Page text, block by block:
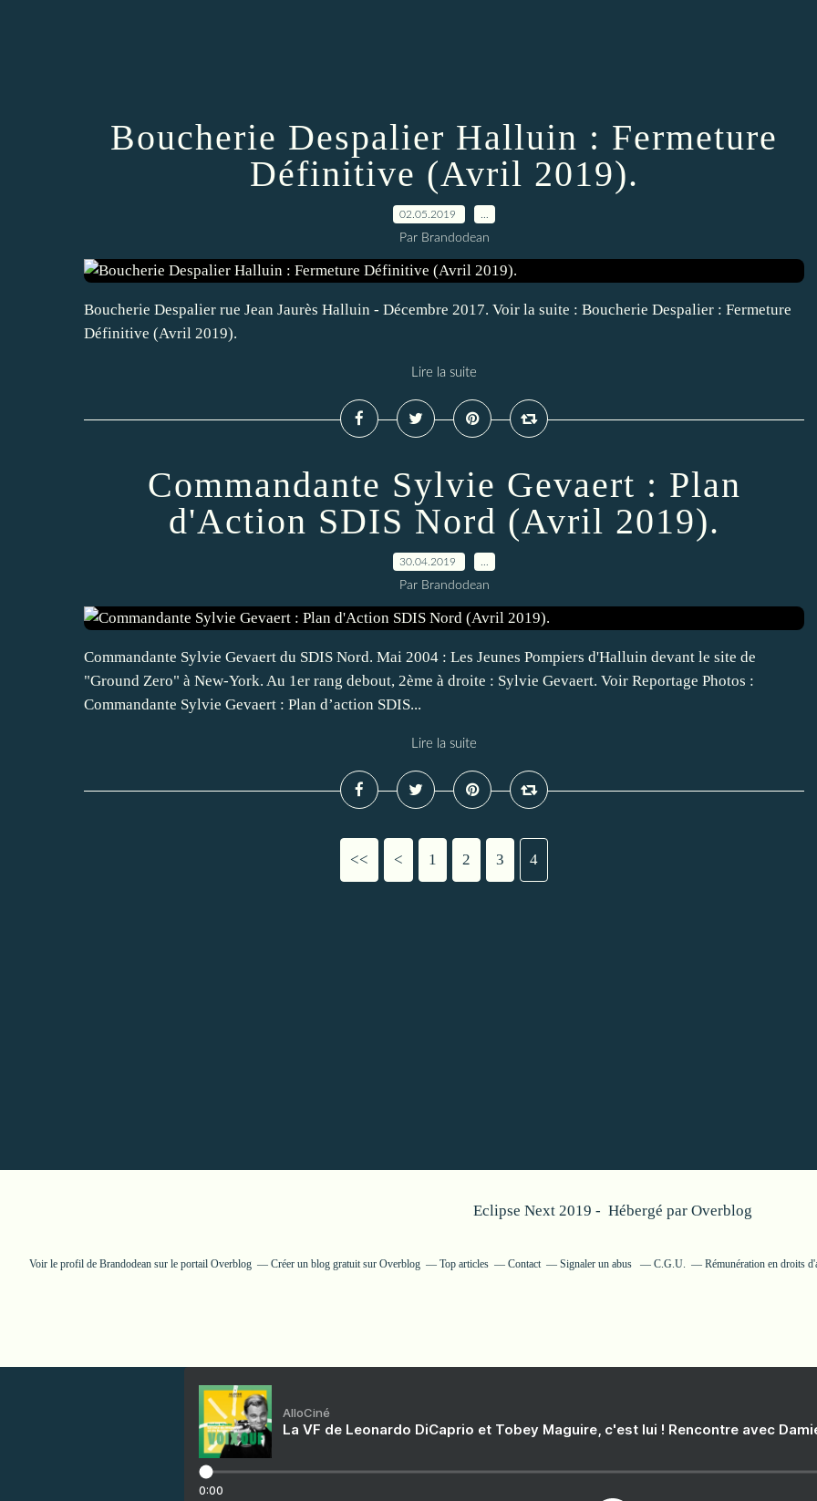
Boucherie Despalier Halluin : Fermeture
Définitive (Avril 2019).
02.05.2019
Par Brandodean
Boucherie Despalier rue Jean Jaurès Halluin - Décembre 2017. Voir la suite : Boucherie Despalier : Fermeture
Définitive (Avril 2019).
Lire la suite
Commandante Sylvie Gevaert : Plan
d'Action SDIS Nord (Avril 2019).
30.04.2019
Par Brandodean
Commandante Sylvie Gevaert du SDIS Nord. Mai 2004 : Les Jeunes Pompiers d'Halluin devant le site de
"Ground Zero" à New-York. Au 1er rang debout, 2ème à droite : Sylvie Gevaert. Voir Reportage Photos :
Commandante Sylvie Gevaert : Plan d’action SDIS...
Lire la suite
<< < 1 2 3 4
Eclipse Next 2019 - Hébergé par Overblog
Voir le profil de Brandodean sur le portail Overblog Créer un blog gratuit sur Overblog Top articles Contact Signaler un abus C.G.U. Rémunération en droits
AlloCiné
La VF de Leonardo DiCaprio et Tobey Maguire, c'est lui ! Rencontre avec
0:00